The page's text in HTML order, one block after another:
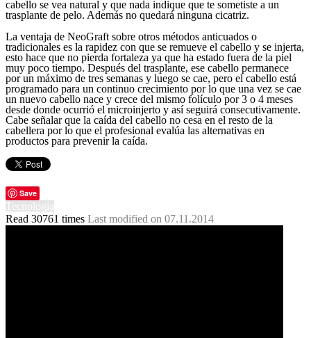
cabello se vea natural y que nada indique que te sometiste a un
trasplante de pelo. Además no quedará ninguna cicatriz.
La ventaja de NeoGraft sobre otros métodos anticuados o
tradicionales es la rapidez con que se remueve el cabello y se injerta,
esto hace que no pierda fortaleza ya que ha estado fuera de la piel
muy poco tiempo. Después del trasplante, ese cabello permanece
por un máximo de tres semanas y luego se cae, pero el cabello está
programado para un continuo crecimiento por lo que una vez se cae
un nuevo cabello nace y crece del mismo folículo por 3 o 4 meses
desde donde ocurrió el microinjerto y así seguirá consecutivamente.
Cabe señalar que la caída del cabello no cesa en el resto de la
cabellera por lo que el profesional evalúa las alternativas en
productos para prevenir la caída.
Save
Tecnologia
Read 30761 times Last modified on 07.11.2014